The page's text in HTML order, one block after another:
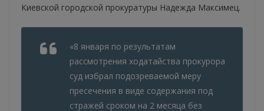
Киевской городской прокуратуры Надежда Максимец.
«8 января по результатам
рассмотрения ходатайства прокурора
суд избрал подозреваемой меру
пресечения в виде содержания под
стражей сроком на 2 месяца без